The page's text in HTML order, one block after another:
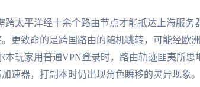
跨太平洋经十余个路由节点才能抵达上海服务
更致命的是跨国路由的随机跳转，可能经欧
玩家用普通VPN登录时，路由轨迹匪夷所思
速器，打副本时仍出现角色瞬移的灵异现象。